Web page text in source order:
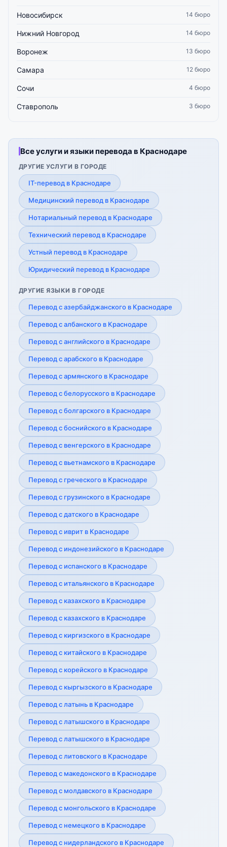
Новосибирск 14 бюро
Нижний Новгород 14 бюро
Воронеж 13 бюро
Самара 12 бюро
Сочи 4 бюро
Ставрополь 3 бюро
Все услуги и языки перевода в Краснодаре
ДРУГИЕ УСЛУГИ В ГОРОДЕ
IT-перевод в Краснодаре
Медицинский перевод в Краснодаре
Нотариальный перевод в Краснодаре
Технический перевод в Краснодаре
Устный перевод в Краснодаре
Юридический перевод в Краснодаре
ДРУГИЕ ЯЗЫКИ В ГОРОДЕ
Перевод с азербайджанского в Краснодаре
Перевод с албанского в Краснодаре
Перевод с английского в Краснодаре
Перевод с арабского в Краснодаре
Перевод с армянского в Краснодаре
Перевод с белорусского в Краснодаре
Перевод с болгарского в Краснодаре
Перевод с боснийского в Краснодаре
Перевод с венгерского в Краснодаре
Перевод с вьетнамского в Краснодаре
Перевод с греческого в Краснодаре
Перевод с грузинского в Краснодаре
Перевод с датского в Краснодаре
Перевод с иврит в Краснодаре
Перевод с индонезийского в Краснодаре
Перевод с испанского в Краснодаре
Перевод с итальянского в Краснодаре
Перевод с казахского в Краснодаре
Перевод с казахского в Краснодаре
Перевод с киргизского в Краснодаре
Перевод с китайского в Краснодаре
Перевод с корейского в Краснодаре
Перевод с кыргызского в Краснодаре
Перевод с латынь в Краснодаре
Перевод с латышского в Краснодаре
Перевод с латышского в Краснодаре
Перевод с литовского в Краснодаре
Перевод с македонского в Краснодаре
Перевод с молдавского в Краснодаре
Перевод с монгольского в Краснодаре
Перевод с немецкого в Краснодаре
Перевод с нидерландского в Краснодаре